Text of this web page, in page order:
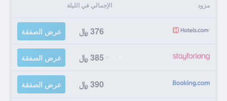
مزود الإجمالي في الليلة
376 ﷼ عرض الصفقة
385 ﷼ عرض الصفقة
390 ﷼ عرض الصفقة